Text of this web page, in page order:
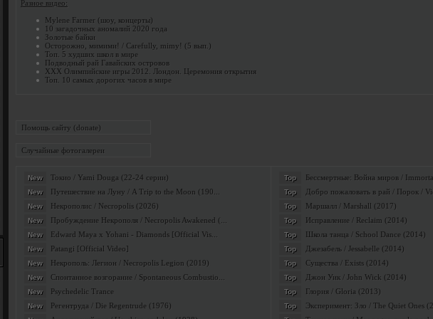
Разное видео:
Mylene Farmer (шоу, концерты)
10 загадочных аномалий 2020 года
Золотые байки
Осторожно, мимими! / Carefully, mimy! (5 вып.)
Топ. 5 худших школ в мире
Подводный рай Гавайских островов
XXX Олимпийские игры 2012. Лондон. Церемония открытия
Топ. 10 самых дорогих часов в мире
Помощь сайту (donate)
Случайные фотогалереи
New Токио / Yami Douga (22-24 серии)
New Путешествие на Луну / A Trip to the Moon (190...
New Некрополис / Necropolis (2026)
New Пробуждение Некрополя / Necropolis Awakened (...
New Edward Maya x Yohani - Diamonds [Official Vis...
New Patangi [Official Video]
New Некрополь: Легион / Necropolis Legion (2019)
New Спонтанное возгорание / Spontaneous Combustio...
New Psychedelic Trance
New Регентруда / Die Regentrude (1976)
Top Бессмертные: Война миров /
Top Добро пожаловать в рай / Порок /
Top Маршалл / Marshall (2017)
Top Исправление / Reclaim (2014)
Top Школа танца / School Dance (2014)
Top Джезабель / Jessabelle (2014)
Top Существа / Exists (2014)
Top Джон Уик / John Wick (2014)
Top Глория / Gloria (2013)
Top Эксперимент: Зло / The Quiet Ones